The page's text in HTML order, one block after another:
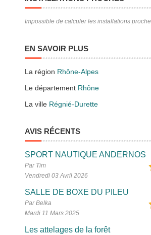
Impossible de calculer les installations
EN SAVOIR PLUS
La région Rhône-Alpes
Le département Rhône
La ville Régnié-Durette
AVIS RÉCENTS
SPORT NAUTIQUE ANDERNOS
Par Tim
Vendredi 03 Avril 2026
SALLE DE BOXE DU PILEU
Par Belka
Mardi 11 Mars 2025
Les attelages de la forêt